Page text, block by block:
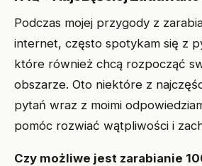
Podczas mojej przygody z
internet, często spotykam się z
które również chcą rozpocząć
obszarze. Oto niektóre z
pytań wraz z moimi
pomóc rozwiać wątpliwości i
Czy możliwe jest zarabianie